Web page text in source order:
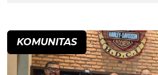
KOMUNITAS